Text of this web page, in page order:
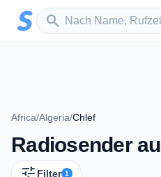
Zum Hauptinhalt springen
search
Sender suchen
Africa/Algeria/Chlef
Radiosender
Filter 1